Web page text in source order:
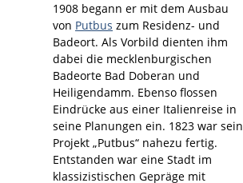
1908 begann er mit dem Ausbau
von Putbus zum Residenz- und
Badeort. Als Vorbild dienten ihm
dabei die mecklenburgischen
Badeorte Bad Doberan und
Heiligendamm. Ebenso flossen
Eindrücke aus einer Italienreise in
seine Planungen ein. 1823 war sein
Projekt „Putbus“ nahezu fertig.
Entstanden war eine Stadt im
klassizistischen Gepräge mit